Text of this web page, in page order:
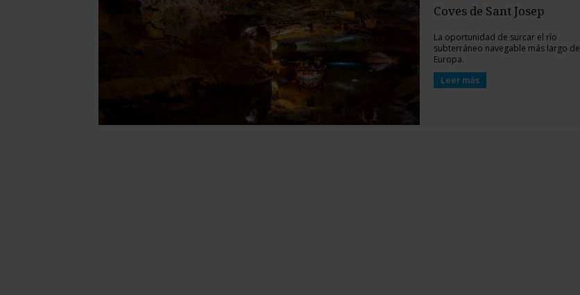
Coves de Sant Josep
La oportunidad de surcar el río
subterráneo navegable más largo de
Europa.
Leer más